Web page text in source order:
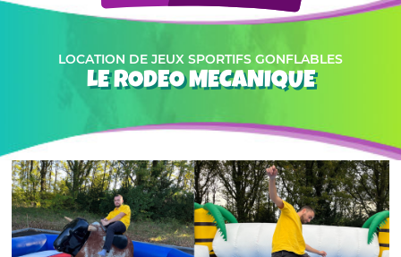
LOCATION DE JEUX SPORTIFS GONFLABLES
LE RODEO MECANIQUE